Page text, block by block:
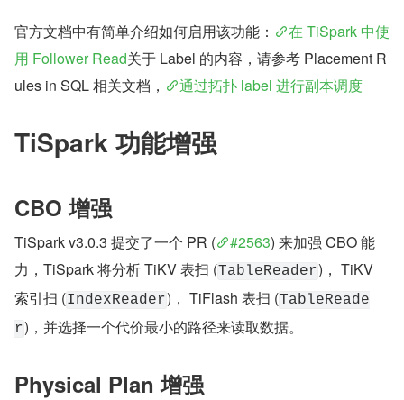
官方文档中有简单介绍如何启用该功能：
在 TiSpark 中使
用 Follower Read关于 Label 的内容，请参考 Placement R
ules in SQL 相关文档，
通过拓扑 label 进行副本调度
TiSpark 功能增强
CBO 增强
TiSpark v3.0.3 提交了一个 PR ( #2563) 来加强 CBO 能
力，TiSpark 将分析 TiKV 表扫 (TableReader)， TiKV
索引扫 (IndexReader)， TiFlash 表扫 (TableReade
r)，并选择一个代价最小的路径来读取数据。
Physical Plan 增强